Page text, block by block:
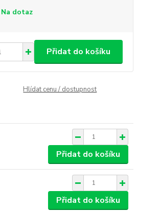
Na dotaz
Přidat do košíku
Hlídat cenu / dostupnost
Přidat do košíku
Přidat do košíku